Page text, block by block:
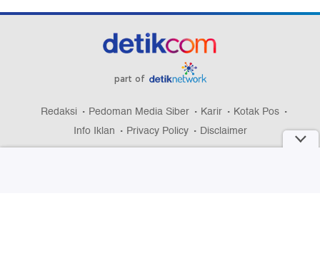
part of
Redaksi Pedoman Media Siber Karir
Kotak Pos
Info Iklan
Privacy Policy Disclaimer